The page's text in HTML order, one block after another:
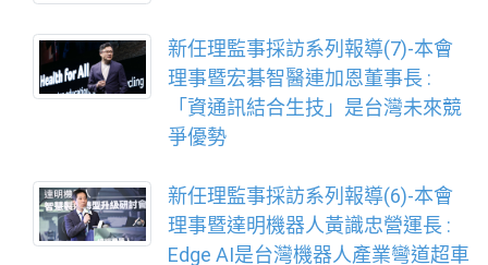
新任理監事採訪系列報導(7)-本會
理事暨宏碁智醫連加恩董事長 :
「資通訊結合生技」是台灣未來競
爭優勢
新任理監事採訪系列報導(6)-本會
理事暨達明機器人黃識忠營運長 :
Edge AI是台灣機器人產業彎道超車